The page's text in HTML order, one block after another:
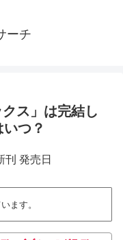
ーチ
クス」は完結し
つ？
ます。